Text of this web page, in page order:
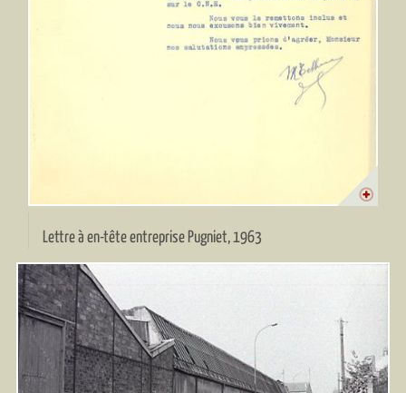
Lettre à en-tête entreprise Pugniet, 1963